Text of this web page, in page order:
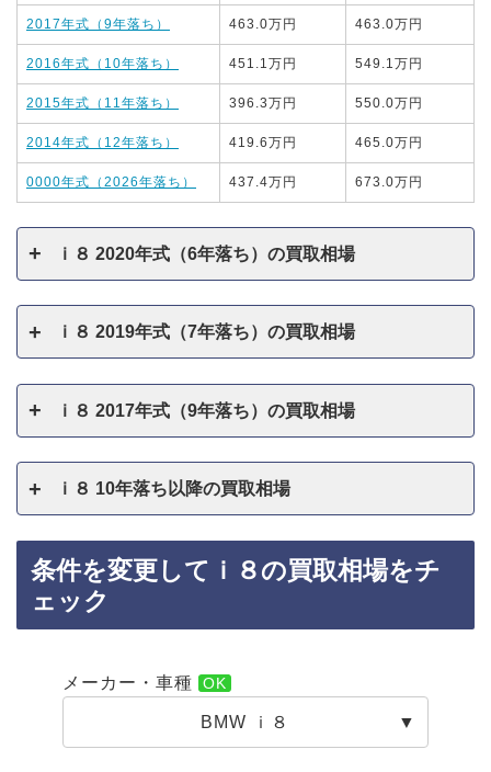
2017年式（9年落ち） 463.0万円 463.0万円
2016年式（10年落ち） 451.1万円 549.1万円
2015年式（11年落ち） 396.3万円 550.0万円
2014年式（12年落ち） 419.6万円 465.0万円
0000年式（2026年落ち） 437.4万円 673.0万円
ｉ８ 2020年式（6年落ち）の買取相場
ｉ８ 2019年式（7年落ち）の買取相場
ｉ８ 2017年式（9年落ち）の買取相場
ｉ８ 10年落ち以降の買取相場
条件を変更してｉ８の買取相場をチ
ェック
メーカー・車種
BMW ｉ８